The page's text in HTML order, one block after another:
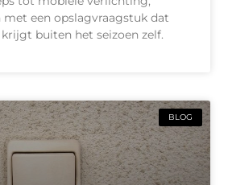
een opslagvraagstuk dat
buiten het seizoen zelf.
BLOG